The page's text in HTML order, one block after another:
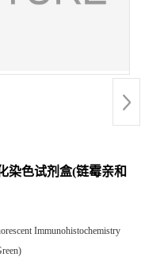
染色试剂盒(链霉亲和
Immunohistochemistry